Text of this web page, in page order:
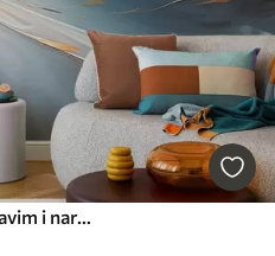
Apstraktni cvijet u nježnim plavim i narančastim tonovima